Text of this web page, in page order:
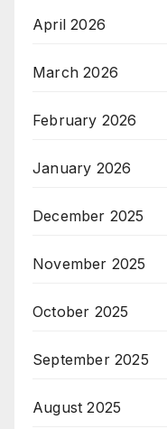
April 2026
March 2026
February 2026
January 2026
December 2025
November 2025
October 2025
September 2025
August 2025